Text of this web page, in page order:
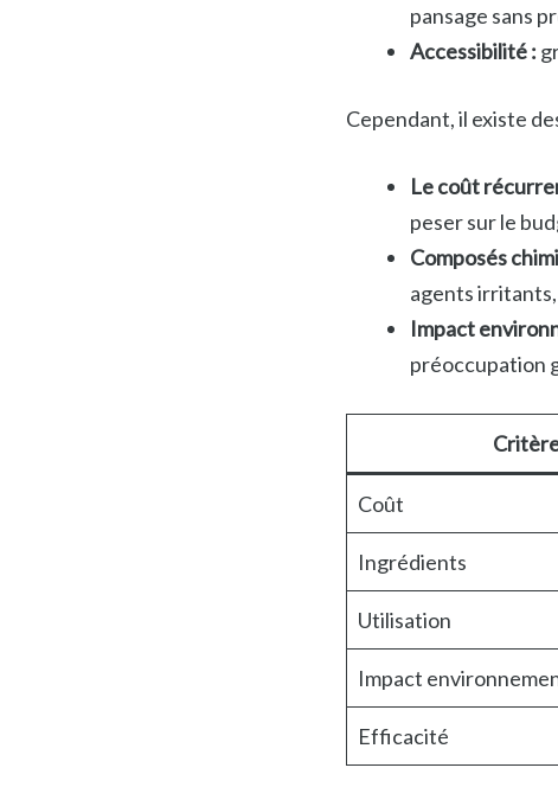
pansage sans
Accessibilité :
Cependant, il existe
Le coût
peser sur le
Composés
agents irritants,
Impact
préoccupation
Coût
Ingrédients
Utilisation
Impact
Efficacité